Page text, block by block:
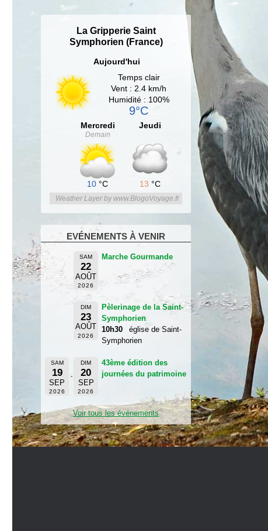
La Gripperie Saint
Symphorien (France)
Aujourd'hui
Temps clair
Vent : 2.4 km/h
Humidité : 100%
9°C
Mercredi
Demain
10 °C
Jeudi
13 °C
Weather Layer by www.BlogoVoyage.fr
EVÉNEMENTS À VENIR
SAM
22
AOÛT
2026
Marche Gourmande
DIM
23
AOÛT
2026
Pèlerinage de la Saint-
Symphorien
10h30
église de Saint-
Symphorien
SAM
19
SEP
2026
DIM
20
SEP
2026
43ème édition des
journées du patrimoine
Voir tous les événements